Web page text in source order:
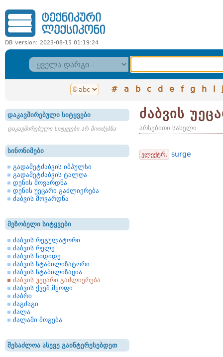
DB version: 2023-08-15 01:19:24
# a b c d e f g h i j
დაკავშირებული სიტყვები
დაკავშირებული სიტყვები არ მოიძებნა
სინონიმები
გადამეტძაბვის იმპულსი
გადამეტძაბვის ტალღა
დენის მოვარდნა
დენის უეცარი გაძლიერება
ძაბვის მოვარდნა
მეზობელი სიტყვები
ძაბვის რეგულატორი
ძაბვის რელე
ძაბვის სიდიდე
ძაბვის სტაბილიზატორი
ძაბვის სტაბილიზაცია
ძაბვის უეცარი გაძლიერება
ძაბვის ქვეშ მყოფი
ძაბრი
ძაგძაგი
ძალა
ძალაში მოგება
შესაძლოა ასევე გაინტერესებდეთ
ძაბვის
არსებითი სახელი
ელექტრ. surge